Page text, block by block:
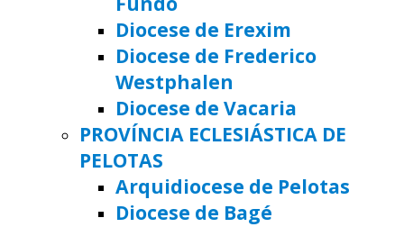
Diocese de Erexim
Diocese de Frederico
Westphalen
Diocese de Vacaria
PROVÍNCIA ECLESIÁSTICA DE
PELOTAS
Arquidiocese de Pelotas
Diocese de Bagé